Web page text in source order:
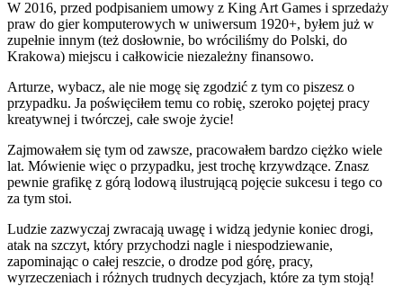
W 2016, przed podpisaniem umowy z King Art Games i sprzedaży
praw do gier komputerowych w uniwersum 1920+, byłem już w
zupełnie innym (też dosłownie, bo wróciliśmy do Polski, do
Krakowa) miejscu i całkowicie niezależny finansowo.
Arturze, wybacz, ale nie mogę się zgodzić z tym co piszesz o
przypadku. Ja poświęciłem temu co robię, szeroko pojętej pracy
kreatywnej i twórczej, całe swoje życie!
Zajmowałem się tym od zawsze, pracowałem bardzo ciężko wiele
lat. Mówienie więc o przypadku, jest trochę krzywdzące. Znasz
pewnie grafikę z górą lodową ilustrującą pojęcie sukcesu i tego co
za tym stoi.
Ludzie zazwyczaj zwracają uwagę i widzą jedynie koniec drogi,
atak na szczyt, który przychodzi nagle i niespodziewanie,
zapominając o całej reszcie, o drodze pod górę, pracy,
wyrzeczeniach i różnych trudnych decyzjach, które za tym stoją!